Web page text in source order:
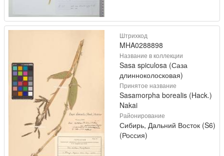
Штрихкод
MHA0288898
Название в коллекции
Sasa spiculosa (Саза
длинноколосковая)
Принятое название
Sasamorpha borealis (Hack.)
Nakai
Районирование
Сибирь, Дальний Восток (S6)
(Россия)